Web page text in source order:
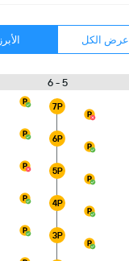
عرض الكل الأبرز
5 - 6
7P
6P
5P
4P
3P